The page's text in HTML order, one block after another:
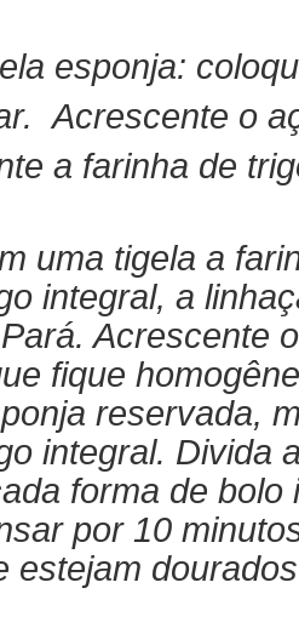
esponja:
Acrescente o
a farinha de
uma tigela a
integral, a
Acrescente
fique
reservada,
integral. Divida
forma de
por 10
estejam